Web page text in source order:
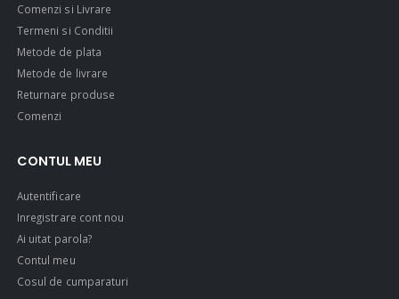
Comenzi si Livrare
Termeni si Conditii
Metode de plata
Metode de livrare
Returnare produse
Comenzi
CONTUL MEU
Autentificare
Inregistrare cont nou
Ai uitat parola?
Contul meu
Cosul de cumparaturi